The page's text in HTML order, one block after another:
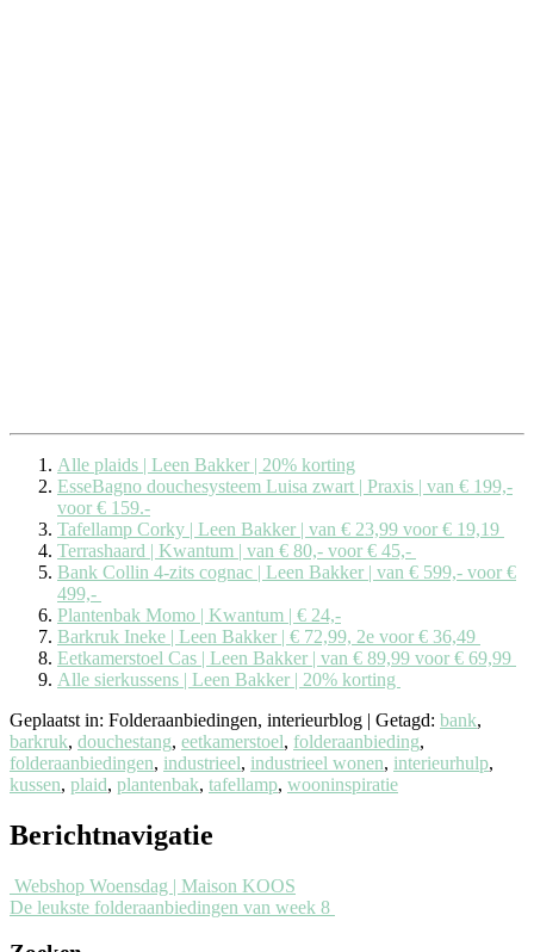
Alle plaids | Leen Bakker | 20% korting
EsseBagno douchesysteem Luisa zwart | Praxis | van € 199,-
voor € 159.-
Tafellamp Corky | Leen Bakker | van € 23,99 voor € 19,19
Terrashaard | Kwantum | van € 80,- voor € 45,-
Bank Collin 4-zits cognac | Leen Bakker | van € 599,- voor €
499,-
Plantenbak Momo | Kwantum | € 24,-
Barkruk Ineke | Leen Bakker | € 72,99, 2e voor € 36,49
Eetkamerstoel Cas | Leen Bakker | van € 89,99 voor € 69,99
Alle sierkussens | Leen Bakker | 20% korting
Geplaatst in: Folderaanbiedingen, interieurblog | Getagd: bank,
barkruk, douchestang, eetkamerstoel, folderaanbieding,
folderaanbiedingen, industrieel, industrieel wonen, interieurhulp,
kussen, plaid, plantenbak, tafellamp, wooninspiratie
Berichtnavigatie
Webshop Woensdag | Maison KOOS
De leukste folderaanbiedingen van week 8